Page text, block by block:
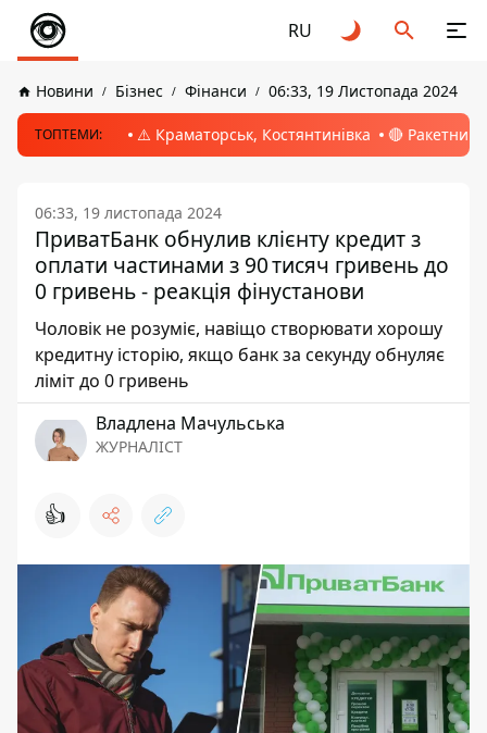
RU
Новини Бізнес Фінанси 06:33, 19 Листопада 2024
ТОПТЕМИ: ⚠️ Краматорськ, Костянтинівка 🔴 Ракетний
06:33, 19 листопада 2024
ПриватБанк обнулив клієнту кредит з
оплати частинами з 90 тисяч гривень до
0 гривень - реакція фінустанови
Чоловік не розуміє, навіщо створювати хорошу
кредитну історію, якщо банк за секунду обнуляє
ліміт до 0 гривень
Владлена Мачульська
ЖУРНАЛІСТ
👍